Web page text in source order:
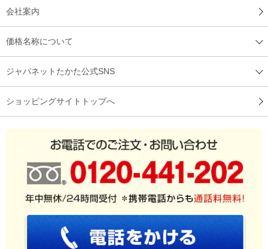
会社案内
価格名称について
ジャパネットたかた公式SNS
ショッピングサイトトップへ